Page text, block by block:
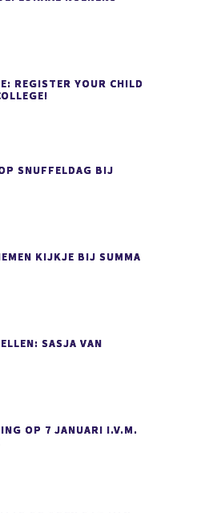
REGISTER YOUR CHILD
SNUFFELDAG BIJ
KIJKJE BIJ SUMMA
SASJA VAN
OP 7 JANUARI I.V.M.